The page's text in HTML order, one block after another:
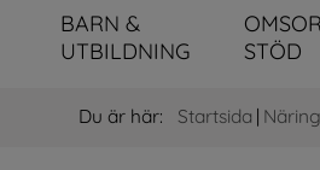
BARN &
UTBILDNING
STÖD
Du är här: Startsida |